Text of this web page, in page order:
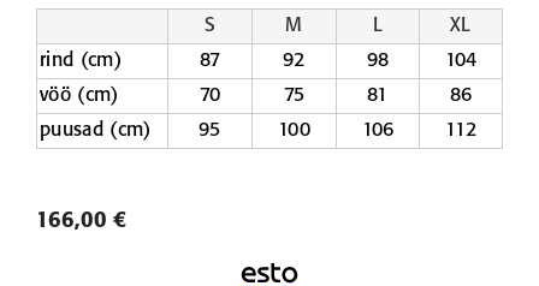
S M L
XL
rind (cm)
87 92 98
104
vöö (cm)
70 75 81
86
puusad (cm)
95 100 106 112
166,00 €